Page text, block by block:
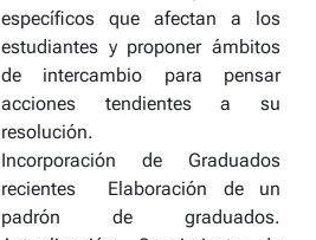
específicos que afectan a los
estudiantes y proponer ámbitos
de intercambio para pensar
acciones tendientes a su
resolución.
Incorporación de Graduados
recientes Elaboración de un
padrón de graduados.